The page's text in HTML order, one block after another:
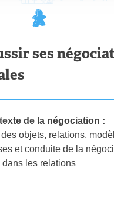
ses
de la négociation :
objets, relations,
et conduite de la
dans les relations